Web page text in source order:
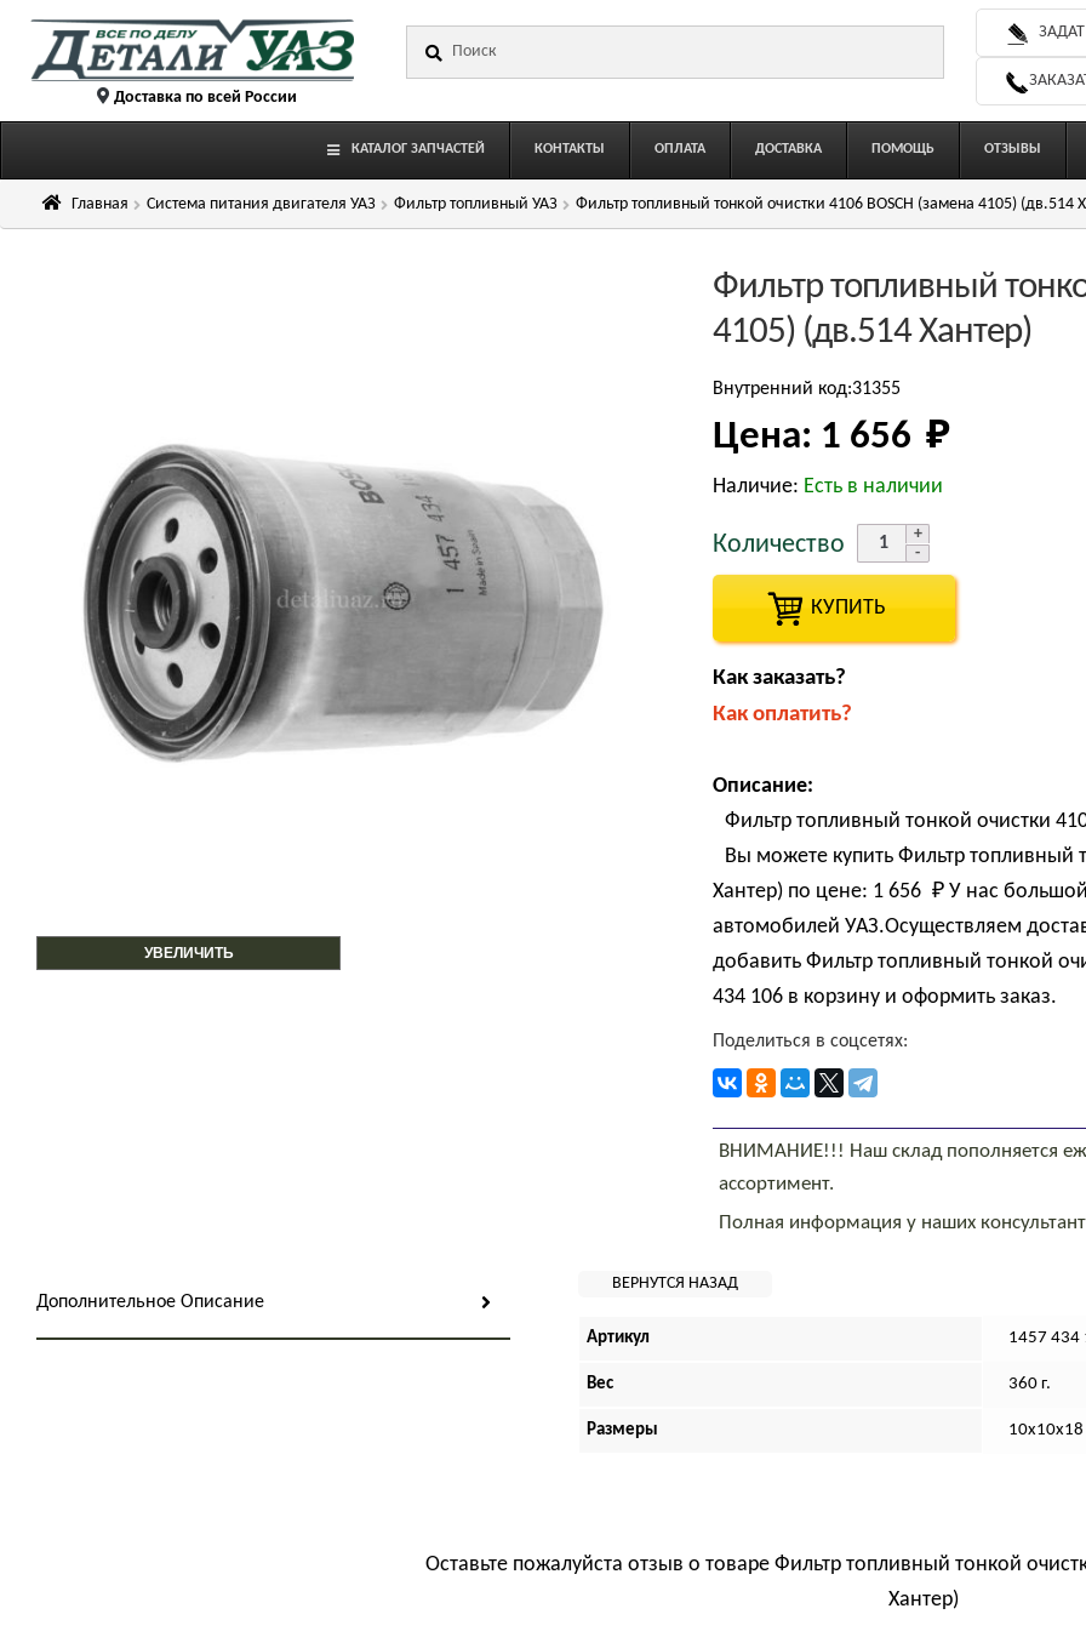
Перейти
Перейти
содержимому Доставка по всей России
КАТАЛОГ ЗАПЧАСТЕЙ КОНТАКТЫ ОПЛАТА ДОСТАВКА ПОМОЩЬ ОТЗЫВЫ
Главная Система питания двигателя УАЗ Фильтр топливный УАЗ Фильтр топливный тонкой очистки 4106 BOSCH (замена 4105) (дв.514
УВЕЛИЧИТЬ
Фильтр топливный
4105) (дв.514 Хантер)
Внутренний код:31355
Цена: 1 656 ₽
Наличие: Есть в наличии
Количество
КУПИТЬ
Как заказать?
Как оплатить?
Описание:
Фильтр топливный тонкой очистки
Вы можете купить Фильтр топливный
Хантер) по цене: 1 656 ₽ У нас
автомобилей УАЗ.Осуществляем
добавить Фильтр топливный тонкой
434 106 в корзину и оформить заказ.
Поделиться в соцсетях:
ВНИМАНИЕ!!! Наш склад пополняется
ассортимент.
Полная информация у наших
Дополнительное Описание
Артикул 1457 434
Вес 360 г.
Размеры 10х10х18
Оставьте пожалуйста отзыв о товаре Фильтр топливный тонкой
Хантер)